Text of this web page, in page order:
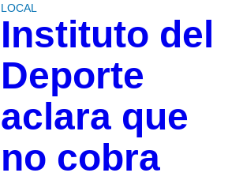
LOCAL
Instituto del
Deporte
aclara que
no cobra